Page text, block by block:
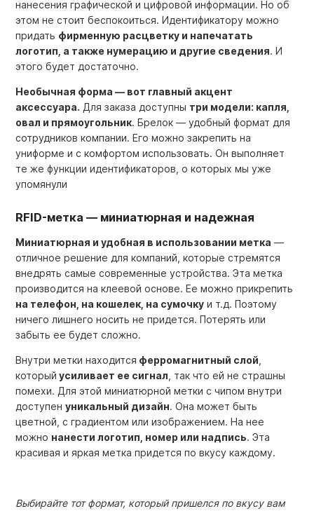
нанесения графической и цифровой информации. Но об
этом не стоит беспокоиться. Идентификатору можно
придать фирменную расцветку и напечатать
логотип, а также нумерацию и другие сведения. И
этого будет достаточно.
Необычная форма — вот главный акцент
аксессуара. Для заказа доступны три модели: капля,
овал и прямоугольник. Брелок — удобный формат для
сотрудников компании. Его можно закрепить на
униформе и с комфортом использовать. Он выполняет
те же функции идентификаторов, о которых мы уже
упомянули
RFID-метка — миниатюрная и надежная
Миниатюрная и удобная в использовании метка —
отличное решение для компаний, которые стремятся
внедрять самые современные устройства. Эта метка
производится на клеевой основе. Ее можно прикрепить
на телефон, на кошелек, на сумочку и т.д. Поэтому
ничего лишнего носить не придется. Потерять или
забыть ее будет сложно.
Внутри метки находится ферромагнитный слой
который усиливает ее сигнал , так что ей не страшны
помехи. Для этой миниатюрной метки с чипом внутри
доступен уникальный дизайн. Она может быть
цветной, с градиентом или изображением. На нее
можно нанести логотип, номер или надпись. Эта
красивая и яркая метка придется по вкусу каждому.
Выбирайте тот формат, который пришелся по вкусу вам